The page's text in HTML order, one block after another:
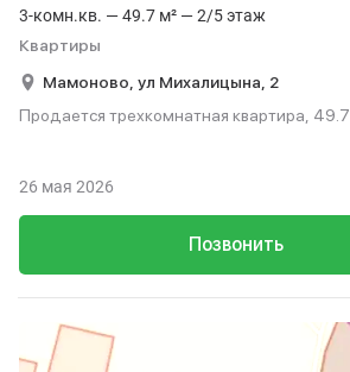
3-комн.кв. — 49.7 м² — 2/5 этаж
Квартиры
Мамоново, ул Михалицына, 2
Продается трехкомнатная квартира, 49.7
Позвонить
26 мая 2026